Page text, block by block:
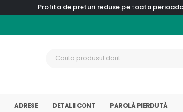
Profita de preturi reduse pe toata
ADRESE DETALII CONT PAROLĂ PIERDUTĂ